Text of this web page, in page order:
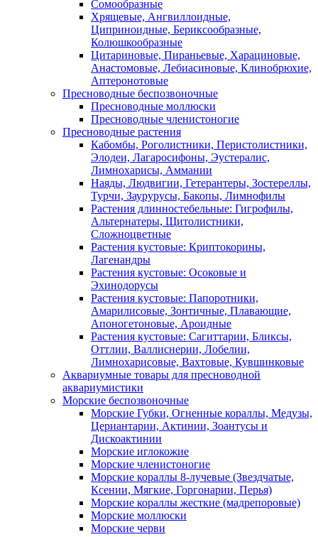
Сомообразные
Хрящевые, Ангвиллоидные,
Циприноидные, Бериксообразные,
Колюшкообразные
Цитариновые, Пираньевые, Харациновые,
Анастомовые, Лебиасиновые, Клинобрюхие,
Аптеронотовые
Пресноводные беспозвоночные
Пресноводные моллюски
Пресноводные членистоногие
Пресноводные растения
Кабомбы, Роголистники, Перистолистники,
Элодеи, Лагаросифоны, Эустералис,
Лимнохарисы, Аммании
Наяды, Людвигии, Гетерантеры, Зостереллы,
Турчи, Заурурусы, Бакопы, Лимнофилы
Растения длинностебельные: Гигрофилы,
Альтернатеры, Щитолистники,
Сложноцветные
Растения кустовые: Криптокорины,
Лагенандры
Растения кустовые: Осоковые и
Эхинодорусы
Растения кустовые: Папоротники,
Амарилисовые, Зонтичные, Плавающие,
Апоногетоновые, Ароидные
Растения кустовые: Сагиттарии, Бликсы,
Оттлии, Валлиснерии, Лобелии,
Лимнохарисовые, Вахтовые, Кувшинковые
Аквариумные товары для пресноводной
аквариумистики
Морские беспозвоночные
Морские Губки, Огненные кораллы, Медузы,
Цериантарии, Актинии, Зоантусы и
Дискоактинии
Морские иглокожие
Морские членистоногие
Морские кораллы 8-лучевые (Звездчатые,
Ксении, Мягкие, Горгонарии, Перья)
Морские кораллы жесткие (мадрепоровые)
Морские моллюски
Морские черви